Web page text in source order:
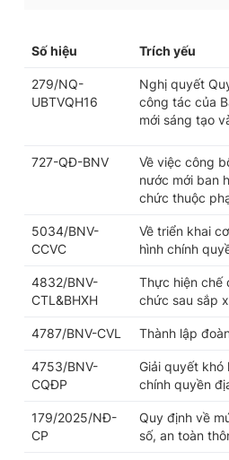
Số hiệu Trích yếu
279/NQ-
UBTVQH16
Nghị quyết
công tác của
mới sáng tạo
727-QĐ-BNV
Về việc công
nước mới ban
chức thuộc
5034/BNV-
CCVC
Về triển khai
hình chính
4832/BNV-
CTL&BHXH
Thực hiện chế
chức sau sắp
4787/BNV-CVL Thành lập
4753/BNV-
CQĐP
Giải quyết khó
chính quyền
179/2025/NĐ-
CP
Quy định về
số, an toàn